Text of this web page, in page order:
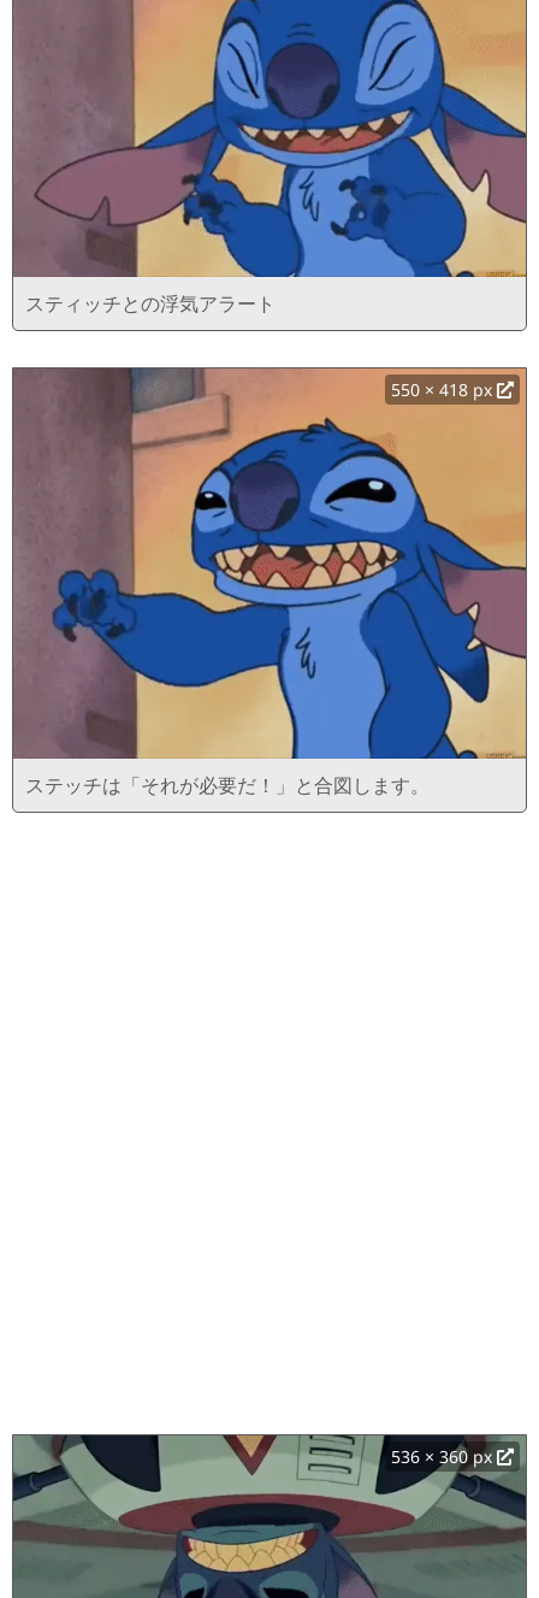
スティッチとの浮気アラート
550 × 418 px
ステッチは「それが必要だ！」と合図します。
536 × 360 px